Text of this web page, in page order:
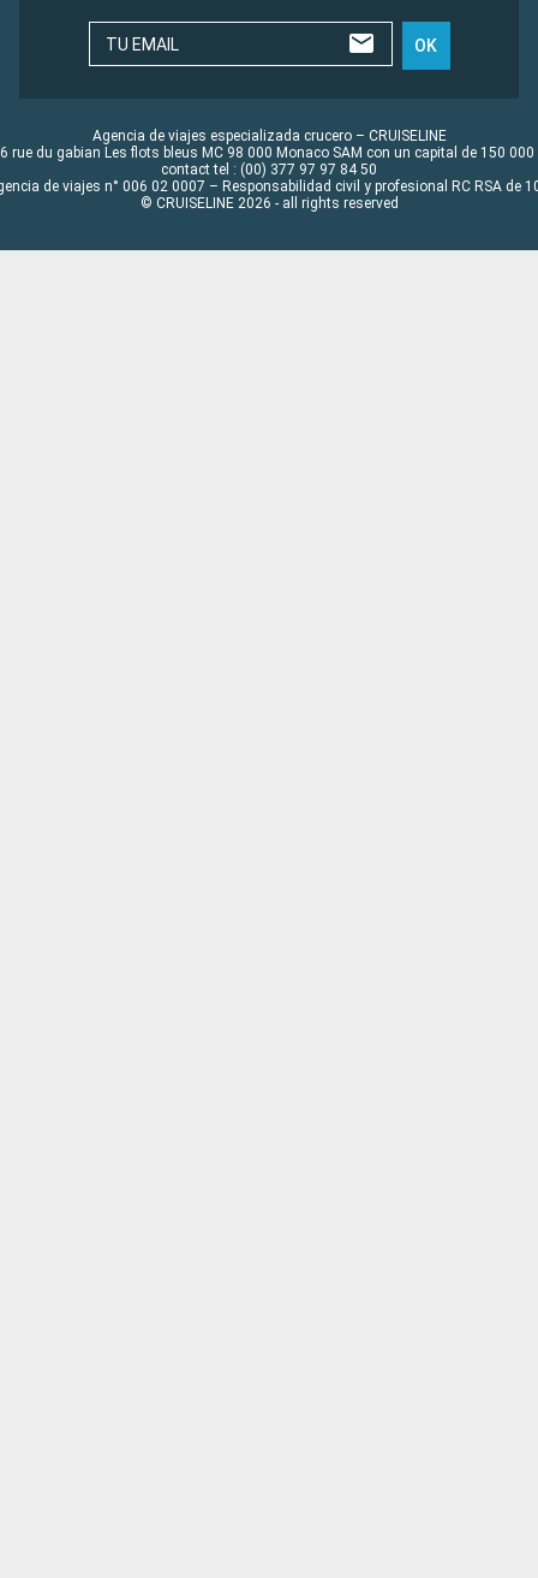
TU EMAIL OK
Agencia de viajes especializada crucero – CRUISELINE
rue du gabian Les flots bleus MC 98 000 Monaco SAM con un capital de 150 000
contact tel : (00) 377 97 97 84 50
de viajes n° 006 02 0007 – Responsabilidad civil y profesional RC RSA de
© CRUISELINE 2026 - all rights reserved